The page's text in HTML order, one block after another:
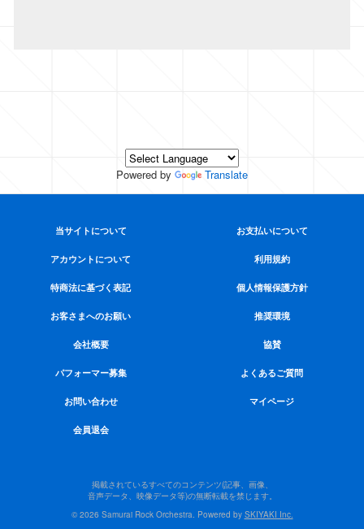
Powered by Translate
当サイトについて お支払いについて
アカウントについて 利用規約
特商法に基づく表記 個人情報保護方針
お客さまへのお願い 推奨環境
会社概要 協賛
パフォーマー募集 よくあるご質問
お問い合わせ マイページ
会員退会
掲載されているすべてのコンテンツ(記事、画像、
音声データ、映像データ等)の無断転載を禁じます。
© 2026 Samurai Rock Orchestra. Powered by SKIYAKI Inc.